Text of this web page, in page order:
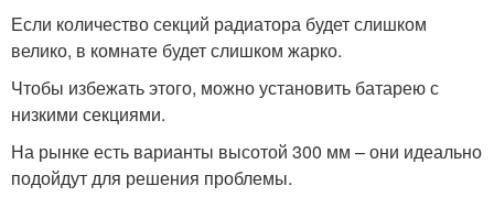
Если количество секций радиатора будет слишком
велико, в комнате будет слишком жарко.
Чтобы избежать этого, можно установить батарею с
низкими секциями.
На рынке есть варианты высотой 300 мм – они идеально
подойдут для решения проблемы.